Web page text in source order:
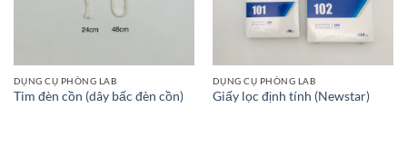
DỤNG CỤ PHÒNG LAB
Tim đèn cồn (dây bấc đèn cồn)
DỤNG CỤ PHÒNG LAB
Giấy lọc định tính (Newstar)